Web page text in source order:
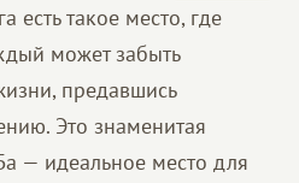
есть такое место, где
может забыть
предавшись
Это знаменитая
— идеальное место для